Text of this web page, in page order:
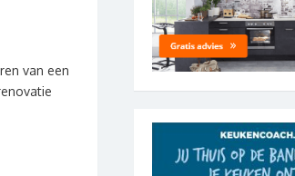
van een